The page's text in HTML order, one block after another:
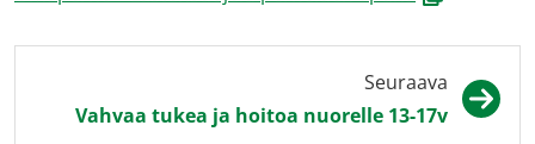
palveluun)
siirryt
toiseen
Seuraava
Vahvaa tukea ja hoitoa nuorelle 13-17v